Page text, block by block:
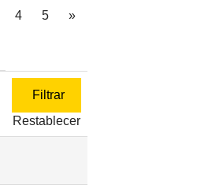
4 5 »
Restablecer